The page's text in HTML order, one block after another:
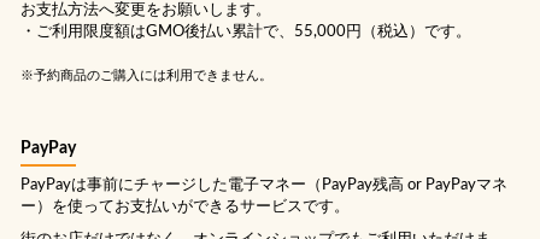
お支払方法へ変更をお願いします。
・ご利用限度額はGMO後払い累計で、55,000円（税込）です。
※予約商品のご購入には利用できません。
PayPay
PayPayは事前にチャージした電子マネー（PayPay残高 or PayPayマネ
ー）を使ってお支払いができるサービスです。